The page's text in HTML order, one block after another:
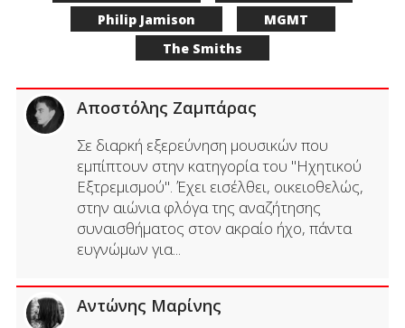
Philip Jamison
MGMT
The Smiths
Αποστόλης Ζαμπάρας
Σε διαρκή εξερεύνηση μουσικών που
εμπίπτουν στην κατηγορία του "Ηχητικού
Εξτρεμισμού". Έχει εισέλθει, οικειοθελώς,
στην αιώνια φλόγα της αναζήτησης
συναισθήματος στον ακραίο ήχο, πάντα
ευγνώμων για...
Αντώνης Μαρίνης